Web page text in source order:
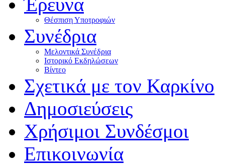
Θέσπιση Υποτροφιών
Συνέδρια
Μελοντικά Συνέδρια
Ιστορικό Εκδηλώσεων
Βίντεο
Σχετικά με τον Καρκίνο
Δημοσιεύσεις
Χρήσιμοι Συνδέσμοι
Επικοινωνία